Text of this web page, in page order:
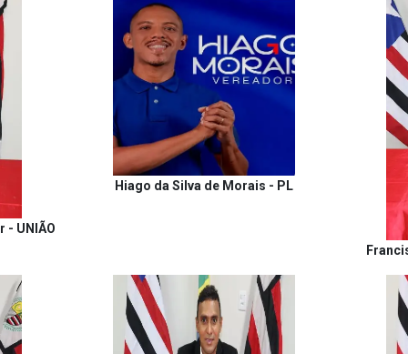
- UNIÃO
Hiago da Silva de Morais - PL